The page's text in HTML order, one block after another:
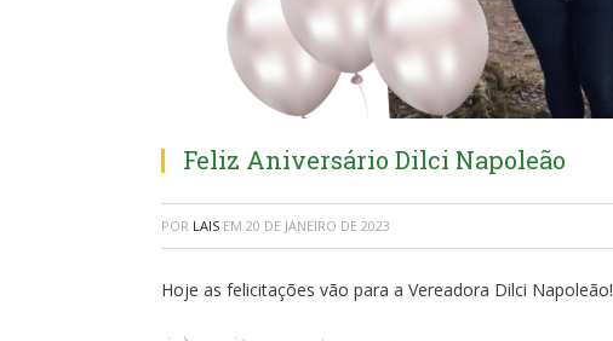
Feliz Aniversário Dilci Napoleão
POR LAIS EM 20 DE JANEIRO DE 2023
Hoje as felicitações vão para a Vereadora Dilci Napoleão!